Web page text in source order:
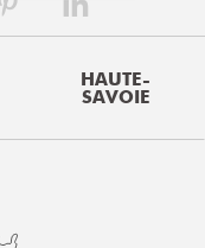
HAUTE-
SAVOIE